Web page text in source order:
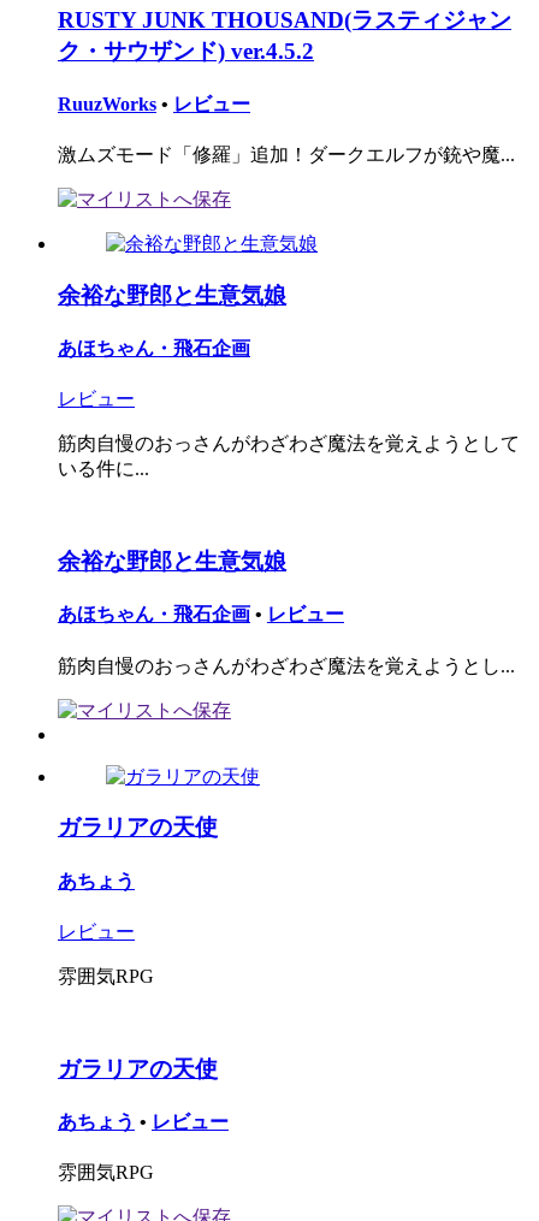
RUSTY JUNK THOUSAND(ラスティジャン
ク・サウザンド) ver.4.5.2
RuuzWorks • レビュー
激ムズモード「修羅」追加！ダークエルフが銃や魔...
余裕な野郎と生意気娘
あほちゃん・飛石企画
レビュー
筋肉自慢のおっさんがわざわざ魔法を覚えようとして
いる件に...
余裕な野郎と生意気娘
あほちゃん・飛石企画 • レビュー
筋肉自慢のおっさんがわざわざ魔法を覚えようとし...
ガラリアの天使
あちょう
レビュー
雰囲気RPG
ガラリアの天使
あちょう • レビュー
雰囲気RPG